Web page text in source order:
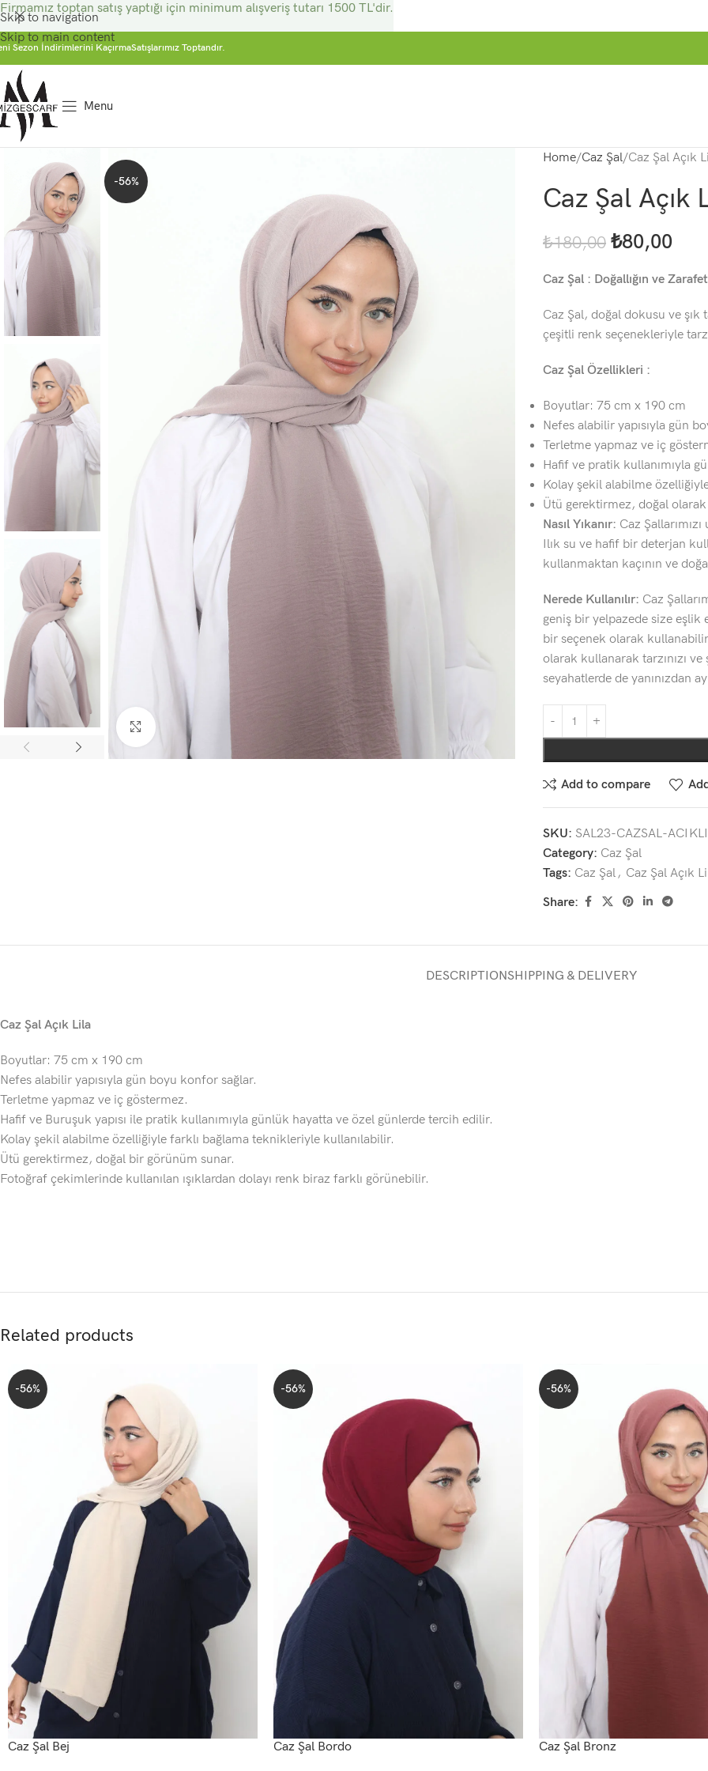
Skip to navigation
Skip to main content
Sezon İndirimlerini KaçırmaSatışlarımız Toptandır.
Menu
-56%
Click to enlarge
Home Caz Şal Caz Şal Açık
Caz Şal Açık
₺180,00 ₺80,00
Caz Şal : Doğallığın ve
Caz Şal, doğal dokusu ve şık
çeşitli renk seçenekleriyle
Caz Şal Özellikleri :
Boyutlar: 75 cm x 190 cm
Nefes alabilir yapısıyla gün
Terletme yapmaz ve iç
Hafif ve pratik kullanımıyla
Kolay şekil alabilme
Ütü gerektirmez, doğal
Nasıl Yıkanır: Caz
Ilık su ve hafif bir deterjan
kullanmaktan kaçının ve
Nerede Kullanılır: Caz
geniş bir yelpazede size
bir seçenek olarak
olarak kullanarak tarzınızı ve
seyahatlerde de yanınızdan
Add to compare
SKU: SAL23-CAZSAL-
Category: Caz Şal
Tags: Caz Şal, Caz Şal Açık
Share:
DESCRIPTIONSHIPPING & DELIVERY
Caz Şal Açık Lila
Boyutlar: 75 cm x 190 cm
Nefes alabilir yapısıyla gün boyu konfor sağlar.
Terletme yapmaz ve iç göstermez.
Hafif ve Buruşuk yapısı ile pratik kullanımıyla günlük hayatta ve özel günlerde tercih edilir.
Kolay şekil alabilme özelliğiyle farklı bağlama teknikleriyle kullanılabilir.
Ütü gerektirmez, doğal bir görünüm sunar.
Fotoğraf çekimlerinde kullanılan ışıklardan dolayı renk biraz farklı görünebilir.
Related products
-56%
Caz Şal Bej
-56%
Caz Şal Bordo
-56%
Caz Şal Bronz
Firmamız toptan satış yaptığı için minimum alışveriş tutarı 1500 TL'dir.